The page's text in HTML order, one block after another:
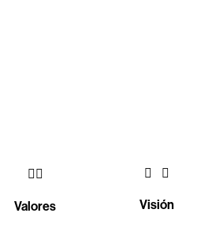
Valores Visión